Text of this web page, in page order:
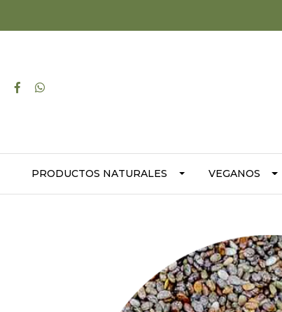
PRODUCTOS NATURALES VEGANOS